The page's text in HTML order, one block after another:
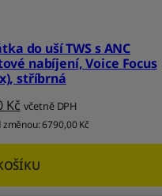
do uší TWS s ANC
nabíjení, Voice Focus
stříbrná
Kč včetně DPH
změnou:6790,00Kč